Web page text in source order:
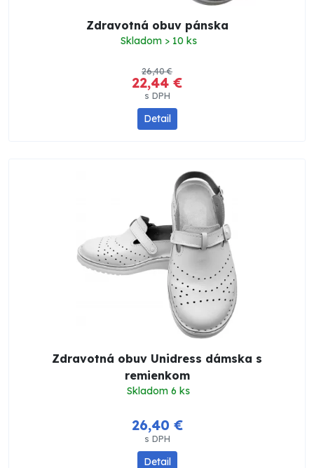
Zdravotná obuv pánska
Skladom > 10 ks
26,40 €
22,44 €
s DPH
Detail
Zdravotná obuv Unidress dámska s
remienkom
Skladom 6 ks
26,40 €
s DPH
Detail